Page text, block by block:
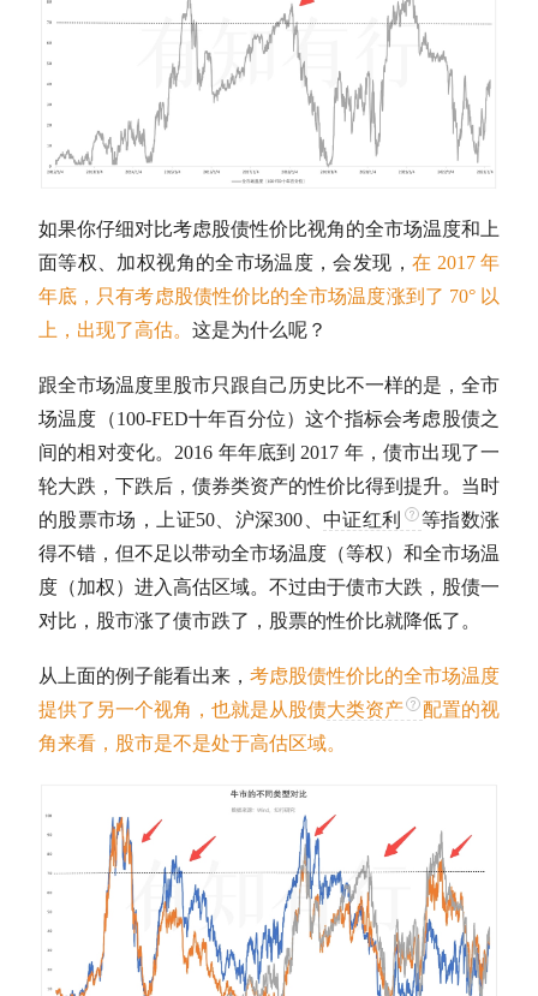
如果你仔细对比考虑股债性价比视角的全市场温度和上
面等权、加权视角的全市场温度，会发现， 在 2017 年
年底，只有考虑股债性价比的全市场温度涨到了 70° 以
上，出现了高估。 这是为什么呢？
跟全市场温度里股市只跟自己历史比不一样的是，全市
场温度（100-FED十年百分位）这个指标会考虑股债之
间的相对变化。2016 年年底到 2017 年，债市出现了一
轮大跌，下跌后，债券类资产的性价比得到提升。当时
的股票市场，
上证50、 沪深300 、中证红利
等指数涨
得不错，但不足以带动全市场温度（等权）和全市场温
度（加权）进入高估区域。不过由于债市大跌，股债一
对比，股市涨了债市跌了，股票的性价比就降低了。
从上面的例子能看出来， 考虑股债性价比的全市场温度
提供了另一个视角，也就是从股债大类资产
配置的视
角来看，股市是不是处于高估区域。